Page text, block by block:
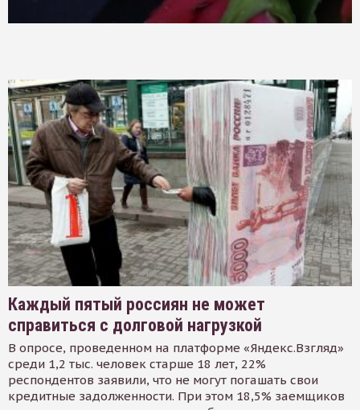
Каждый пятый россиян не может
справиться с долговой нагрузкой
В опросе, проведенном на платформе «Яндекс.Взгляд»
среди 1,2 тыс. человек старше 18 лет, 22%
респондентов заявили, что не могут погашать свои
кредитные задолженности. При этом 18,5% заемщиков